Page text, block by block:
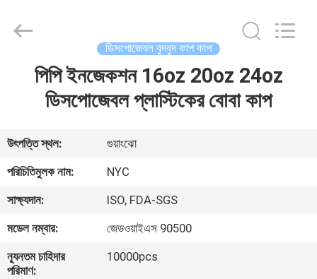
আমাদের
সম্পর্কে
কারখানা
ভ্রমণ
Co.,Ltd..
ডিসপোজেবল বুদবুদ কাপ কাপ
পিপি ইনজেকশন 16oz 20oz 24oz
ডিসপোজেবল প্লাস্টিকের বোবা কাপ
উৎপত্তি স্থল:
গুয়াংঝো
পরিচিতিমুলক নাম:
NYC
সাক্ষ্যদান:
ISO, FDA-SGS
মডেল নম্বার:
জেডওয়াইএস 90500
ন্যূনতম চাহিদার
পরিমাণ:
10000pcs